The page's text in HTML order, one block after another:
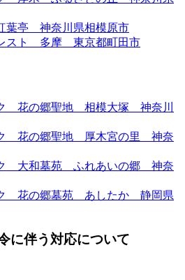
に伴う対応について